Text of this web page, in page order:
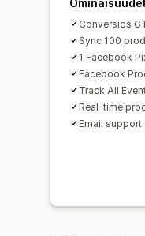
Conversios
Sync 100
1 Facebook
Facebook
Track All
Real-time
Email support